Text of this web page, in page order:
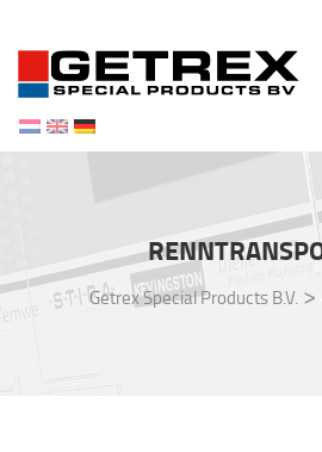
Getrex Special Products B.V.>